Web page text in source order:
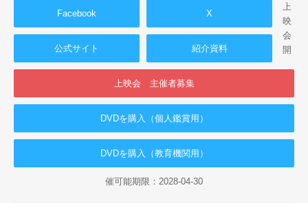
Facebook X
公式サイト 紹介資料
上映会 主催者募集
DVDを購入（個人鑑賞用）
DVDを購入（教育機関用）
上
映
会
開
催可能期限：2028-04-30